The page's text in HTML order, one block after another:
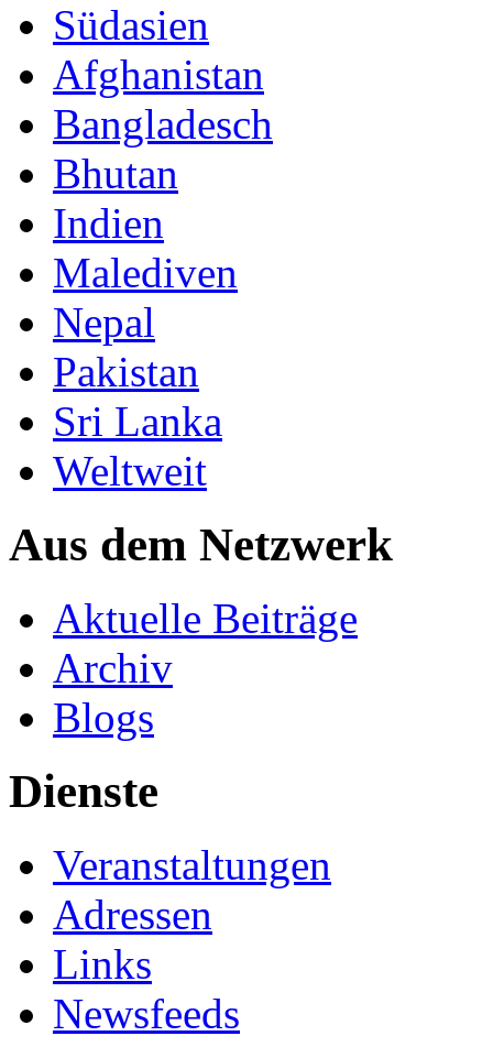
Südasien
Afghanistan
Bangladesch
Bhutan
Indien
Malediven
Nepal
Pakistan
Sri Lanka
Weltweit
Aus dem Netzwerk
Aktuelle Beiträge
Archiv
Blogs
Dienste
Veranstaltungen
Adressen
Links
Newsfeeds